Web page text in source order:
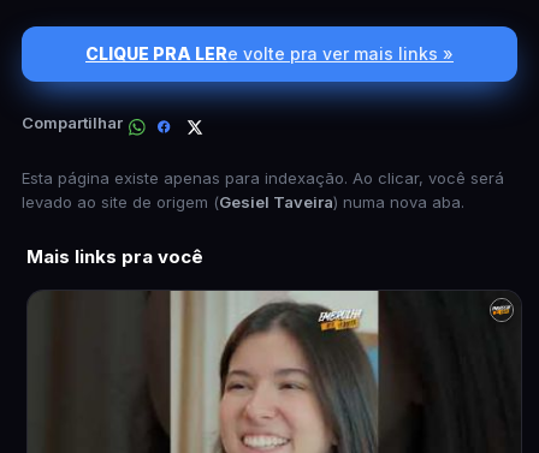
CLIQUE PRA LERe volte pra ver mais links »
Compartilhar
Esta página existe apenas para indexação. Ao clicar, você será
levado ao site de origem (Gesiel Taveira) numa nova aba.
Mais links pra você